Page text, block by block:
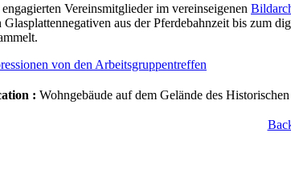
Vereinsmitglieder im vereinseigenen
Glasplattennegativen aus der Pferdebahnzeit bis zum
von den Arbeitsgruppentreffen
: Wohngebäude auf dem Gelände des